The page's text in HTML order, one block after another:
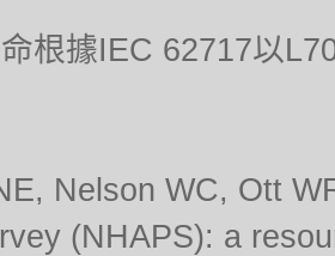
根據IEC 62717以
Nelson WC, Ott
(NHAPS): a